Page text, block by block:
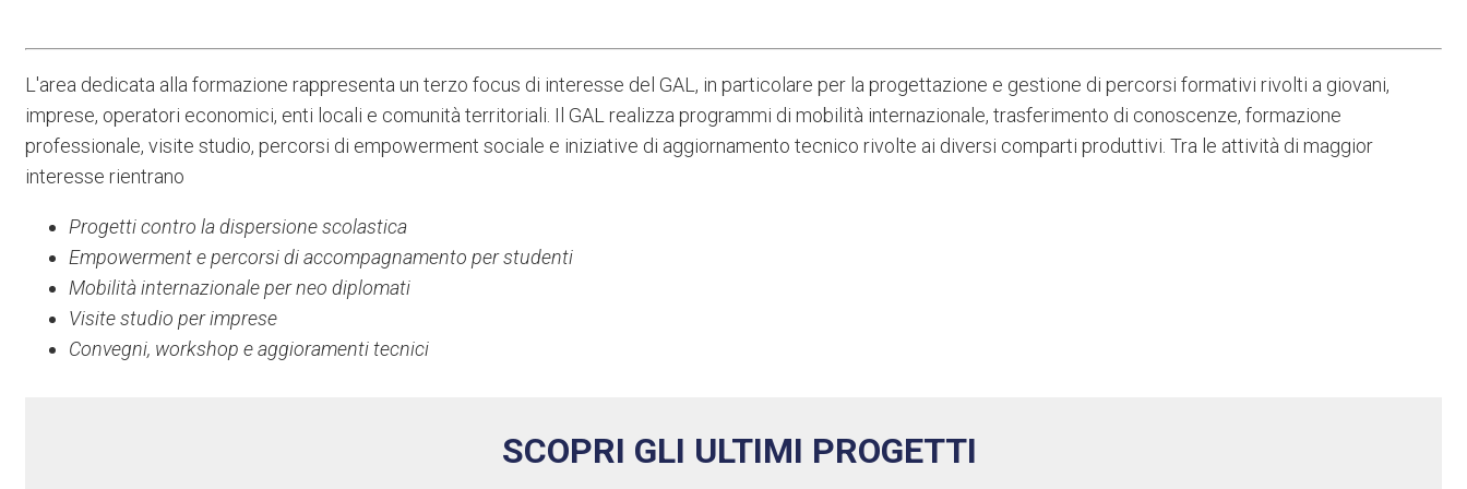
L'area dedicata alla formazione rappresenta un terzo focus di interesse del GAL, in particolare per la progettazione e gestione di percorsi formativi rivolti a giovani,
imprese, operatori economici, enti locali e comunità territoriali. Il GAL realizza programmi di mobilità internazionale, trasferimento di conoscenze, formazione
professionale, visite studio, percorsi di empowerment sociale e iniziative di aggiornamento tecnico rivolte ai diversi comparti produttivi. Tra le attività di maggior
interesse rientrano
Progetti contro la dispersione scolastica
Empowerment e percorsi di accompagnamento per studenti
Mobilità internazionale per neo diplomati
Visite studio per imprese
Convegni, workshop e aggioramenti tecnici
SCOPRI GLI ULTIMI PROGETTI